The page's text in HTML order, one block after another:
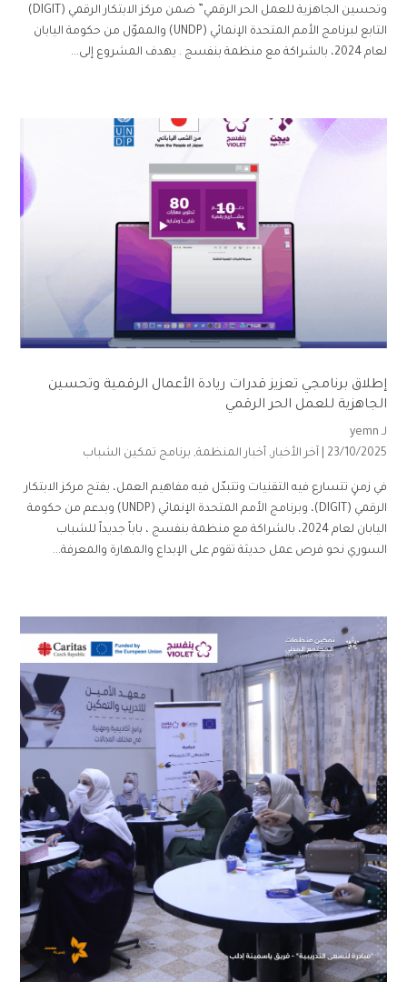
وتحسين الجاهزية للعمل الحر الرقمي” ضمن مركز الابتكار الرقمي (DIGIT)
التابع لبرنامج الأمم المتحدة الإنمائي (UNDP) والمموّل من حكومة اليابان
لعام 2024، بالشراكة مع منظمة بنفسج . يهدف المشروع إلى...
إطلاق برنامجي تعزيز قدرات ريادة الأعمال الرقمية وتحسين
الجاهزية للعمل الحر الرقمي
لـ yemn
23/10/2025 |
آخر الأخبار, أخبار المنظمة, برنامج تمكين الشباب
في زمنٍ تتسارع فيه التقنيات وتتبدّل فيه مفاهيم العمل، يفتح مركز الابتكار
الرقمي (DIGIT)، وبرنامج الأمم المتحدة الإنمائي (UNDP) وبدعم من حكومة
اليابان لعام 2024، بالشراكة مع منظمة بنفسج ، باباً جديداً للشباب
السوري نحو فرص عمل حديثة تقوم على الإبداع والمهارة والمعرفة...